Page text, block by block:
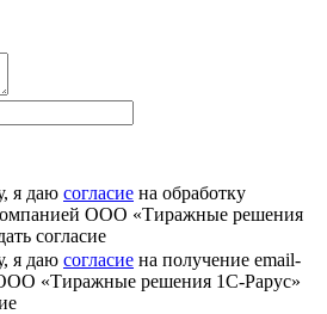
я даю согласие на обработку
ООО «Тиражные решения
согласие
я даю согласие на получение email-
«Тиражные решения 1С-Рарус»